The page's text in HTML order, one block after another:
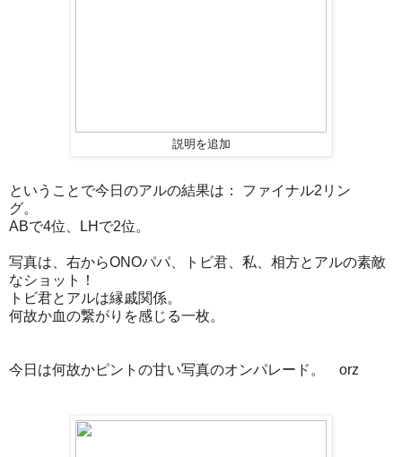
説明を追加
ということで今日のアルの結果は： ファイナル2リン
グ。
ABで4位、LHで2位。
写真は、右からONOパパ、トビ君、私、相方とアルの素敵
なショット！
トビ君とアルは縁戚関係。
何故か血の繋がりを感じる一枚。
今日は何故かピントの甘い写真のオンパレード。 orz